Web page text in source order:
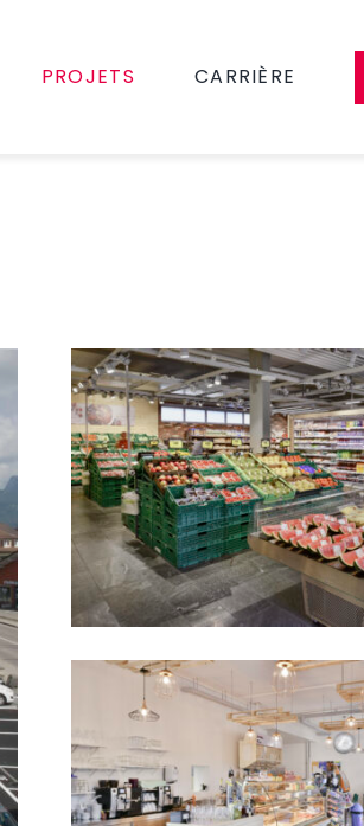
PROJETS CARRIÈRE